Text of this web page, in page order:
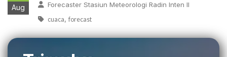
Aug Forecaster Stasiun Meteorologi Radin Inten II
cuaca, forecast